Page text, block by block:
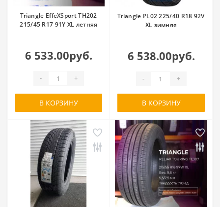
Triangle EffeXSport TH202
215/45 R17 91Y XL летняя
6 533.00руб.
- +
В КОРЗИНУ
Triangle PL02 225/40 R18 92V
XL зимняя
6 538.00руб.
- +
В КОРЗИНУ